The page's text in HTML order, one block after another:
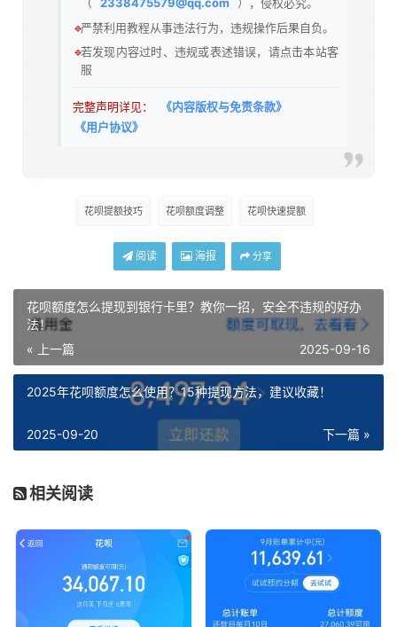
（
2338475579@qq.com
），侵权必究。
🔹严禁利用教程从事违法行为，违规操作后果自负。
🔹若发现内容过时、违规或表述错误，请点击本站客
服
完整声明详见：
《内容版权与免责条款》
《用户协议》
花呗提额技巧 花呗额度调整 花呗快速提额
阅读 海报 分享
花呗额度怎么提现到银行卡里？教你一招，安全不违规的好办
法！
« 上一篇
2025-09-16
2025年花呗额度怎么使用？15种提现方法，建议收藏！
下一篇 »
2025-09-20
相关阅读